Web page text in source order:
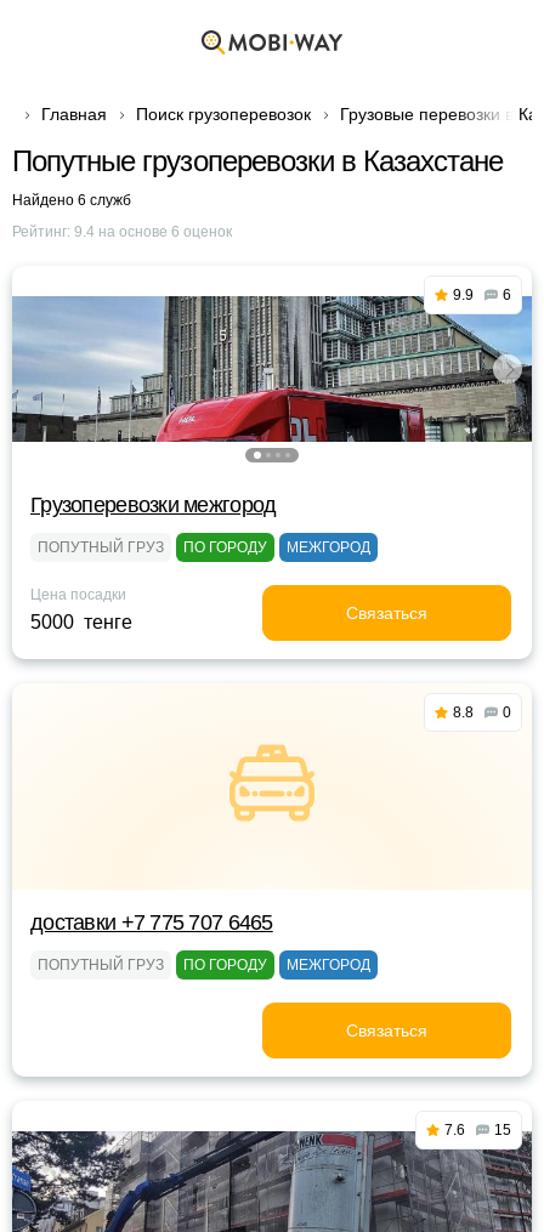
Главная Поиск грузоперевозок Грузовые перевозки в
Попутные грузоперевозки в Казахстане
Найдено 6 служб
Рейтинг: 9.4 на основе 6 оценок
9.9 6
Грузоперевозки межгород
ПОПУТНЫЙ ГРУЗ ПО ГОРОДУ МЕЖГОРОД
Цена посадки
5000 тенге Связаться
8.8 0
доставки +7 775 707 6465
ПОПУТНЫЙ ГРУЗ ПО ГОРОДУ МЕЖГОРОД
Связаться
7.6 15